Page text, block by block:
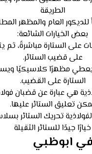
الطريقة
للديكور العام والمظهر
بعض الخيارات الشائعة:
على الستارة مباشرةً، ثم
على قضيب الستائر.
يعطي مظهرًا كلاسيكيًا
الستارة على القضيب.
هي عبارة عن قضبان
تعليق الستائر عليها.
تحريك الستائر
خيارًا جيدًا للستائر الثقيلة
ابوظبي